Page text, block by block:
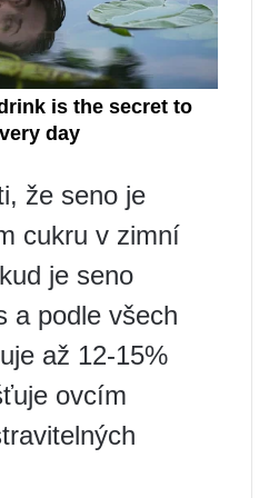
že seno je
cukru v zimní
je seno
a podle všech
až 12-15%
ovcím